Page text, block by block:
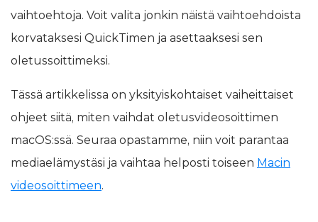
vaihtoehtoja. Voit valita jonkin näistä vaihtoehdoista
korvataksesi QuickTimen ja asettaaksesi sen
oletussoittimeksi.
Tässä artikkelissa on yksityiskohtaiset vaiheittaiset
ohjeet siitä, miten vaihdat oletusvideosoittimen
macOS:ssä. Seuraa opastamme, niin voit parantaa
mediaelämystäsi ja vaihtaa helposti toiseen Macin
videosoittimeen.